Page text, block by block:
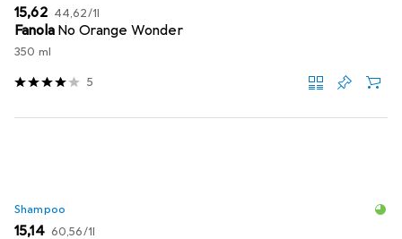
EUR
15,62 EUR
44,62/1l
Fanola No Orange Wonder
350 ml
5
Shampoo
EUR
15,14 EUR
60,56/1l